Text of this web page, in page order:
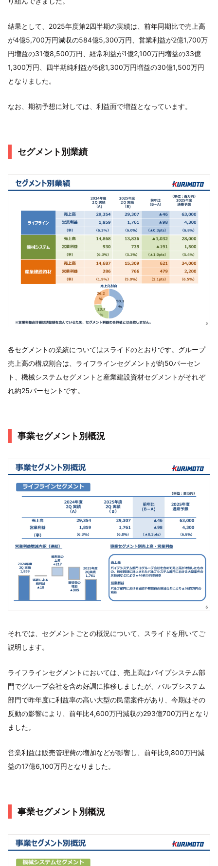
結果として、2025年度第2四半期の実績は、前年同期比で売上高
が4億5,700万円減収の584億5,300万円、営業利益が2億1,700万
円増益の31億8,500万円、経常利益が1億2,100万円増益の33億
1,300万円、四半期純利益が5億1,300万円増益の30億1,500万円
となりました。
なお、期初予想に対しては、利益面で増益となっています。
セグメント別業績
各セグメントの業績についてはスライドのとおりです。グループ
売上高の構成割合は、ライフラインセグメントが約50パーセン
ト、機械システムセグメントと産業建設資材セグメントがそれぞ
れ約25パーセントです。
事業セグメント別概況
それでは、セグメントごとの概況について、スライドを用いてご
説明します。
ライフラインセグメントにおいては、売上高はパイプシステム部
門でグループ会社を含め好調に推移しましたが、バルブシステム
部門で昨年度に利益率の高い大型の民需案件があり、今期はその
反動の影響により、前年比4,600万円減収の293億700万円となり
ました。
営業利益は販売管理費の増加などが影響し、前年比9,800万円減
益の17億6,100万円となりました。
事業セグメント別概況